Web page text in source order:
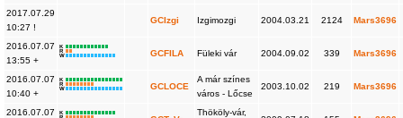
2017.07.29
10:27 !
GCIzgi Izgimozgi 2004.03.21 2124 Mars3696
2016.07.07
13:55 +
K
R
W
GCFILA Füleki vár 2004.09.02 339 Mars3696
2016.07.07
10:40 +
K
R
W
GCLOCE
A már színes
város - Lőcse
2003.10.02 219 Mars3696
2016.07.07
K
R
Thököly-vár,